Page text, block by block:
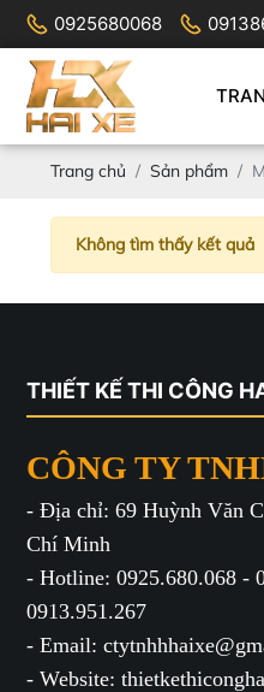
0925680068
Trang chủ Sản phẩm
Không tìm thấy kết quả
THIẾT KẾ THI CÔNG
CÔNG TY
- Địa chỉ: 69 Huỳnh Văn
Chí Minh
- Hotline: 0925.680.068 -
0913.951.267
- Email:
- Website: